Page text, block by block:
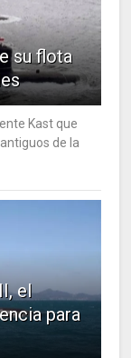
su flota
Kast que
de la
el
para